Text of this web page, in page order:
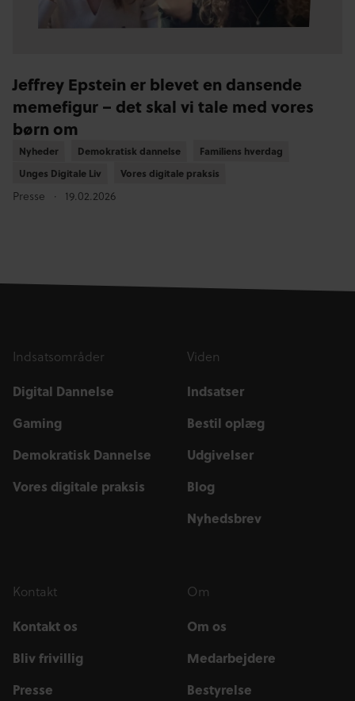
Jeffrey Epstein er blevet en dansende
memefigur – det skal vi tale med vores
børn om
Nyheder
Nyheder Demokratisk dannelse
Demokratisk dannelse Familiens hverdag
Familiens hverdag
Unges Digitale Liv
Unges Digitale Liv Vores digitale praksis
Vores digitale praksis
Presse 19.02.2026
Indsatsområder
Digital Dannelse
Gaming
Demokratisk Dannelse
Vores digitale praksis
Viden
Indsatser
Bestil oplæg
Udgivelser
Blog
Nyhedsbrev
Kontakt
Kontakt os
Bliv frivillig
Presse
Om
Om os
Medarbejdere
Bestyrelse